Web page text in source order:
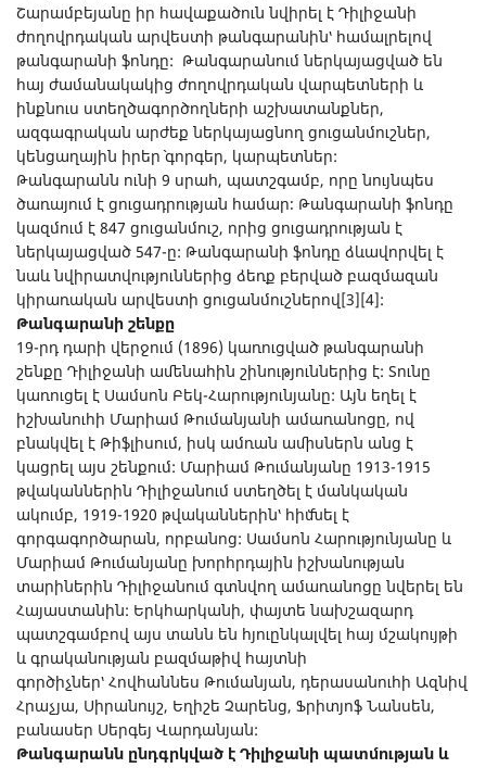
Շարամբեյանը իր հավաքածուն նվիրել է Դիլիջանի
ժողովրդական արվեստի թանգարանին՝ համալրելով
թանգարանի ֆոնդը: Թանգարանում ներկայացված են
հայ ժամանակակից ժողովրդական վարպետների և
ինքնուս ստեղծագործողների աշխատանքներ,
ազգագրական արժեք ներկայացնող ցուցանմուշներ,
կենցաղային իրեր` գորգեր, կարպետներ:
Թանգարանն ունի 9 սրահ, պատշգամբ, որը նույնպես
ծառայում է ցուցադրության համար։ Թանգարանի ֆոնդը
կազմում է 847 ցուցանմուշ, որից ցուցադրության է
ներկայացված 547-ը: Թանգարանի ֆոնդը ձևավորվել է
նաև նվիրատվություններից ձեռք բերված բազմազան
կիրառական արվեստի ցուցանմուշներով[3][4]:
Թանգարանի շենքը
19-րդ դարի վերջում (1896) կառուցված թանգարանի
շենքը Դիլիջանի ամենահին շինություններից է: Տունը
կառուցել է Սամսոն Բեկ-Հարությունյանը: Այն եղել է
իշխանուհի Մարիամ Թումանյանի ամառանոցը, ով
բնակվել է Թիֆլիսում, իսկ ամռան ամիսներն անց է
կացրել այս շենքում: Մարիամ Թումանյանը 1913-1915
թվականներին Դիլիջանում ստեղծել է մանկական
ակումբ, 1919-1920 թվականներին՝ հիմնել է
գորգագործարան, որբանոց: Սամսոն Հարությունյանը և
Մարիամ Թումանյանը խորհրդային իշխանության
տարիներին Դիլիջանում գտնվող ամառանոցը նվերել են
Հայաստանին: Երկհարկանի, փայտե նախշազարդ
պատշգամբով այս տանն են հյուընկալվել հայ մշակույթի
և գրականության բազմաթիվ հայտնի
գործիչներ՝ Հովհաննես Թումանյան, դերասանուհի Ազնիվ
Հրաչյա, Սիրանույշ, Եղիշե Չարենց, Ֆրիտյոֆ Նանսեն,
բանասեր Սերգեյ Վարդանյան:
Թանգարանն ընդգրկված է Դիլիջանի պատմության և